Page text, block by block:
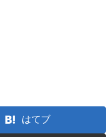
はてブ